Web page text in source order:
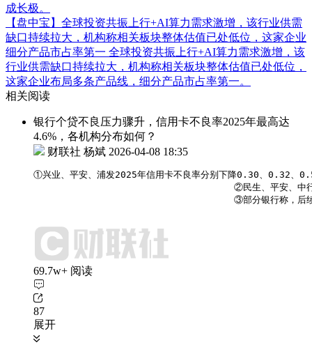
成长极。
【盘中宝】全球投资共振上行+AI算力需求激增，该行业供需
缺口持续拉大，机构称相关板块整体估值已处低位，这家企业
细分产品市占率第一 全球投资共振上行+AI算力需求激增，该
行业供需缺口持续拉大，机构称相关板块整体估值已处低位，
这家企业布局多条产品线，细分产品市占率第一。
相关阅读
银行个贷不良压力骤升，信用卡不良率2025年最高达
4.6%，各机构分布如何？
财联社 杨斌 2026-04-08 18:35
①兴业、平安、浦发2025年信用卡不良率分别下降0.30、0.32、
②民生、平安、中行
③部分银行称，后续将
69.7w+ 阅读
87
展开